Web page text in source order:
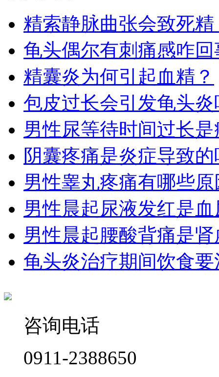
精索静脉曲张会致死精
龟头偶尔有刺痛感咋回
​精囊炎为何引起血精？
包皮过长会引发龟头炎
男性尿等待时间过长
阴囊疼痛是炎症导致
男性睾丸疼痛有哪些
男性晨起尿液发红是
男性晨起腰酸背痛是
龟头炎治疗期间饮食
咨询电话
0911-2388650